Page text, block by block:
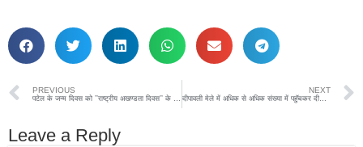
PREVIOUS NEXT
दीपावली मेले में अधिक से अधिक संख्या में पहुॅचकर दीपावली की एक ही स्थान पर खरीददारी करें-वन्दना त्रिवेदी
Leave a Reply